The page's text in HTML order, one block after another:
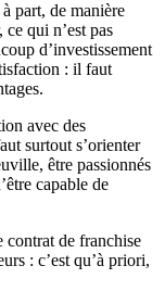
part, de manière
qui n’est pas
d’investissement
: il faut
avec des
surtout s’orienter
être passionnés
capable de
contrat de franchise
: c’est qu’à priori,